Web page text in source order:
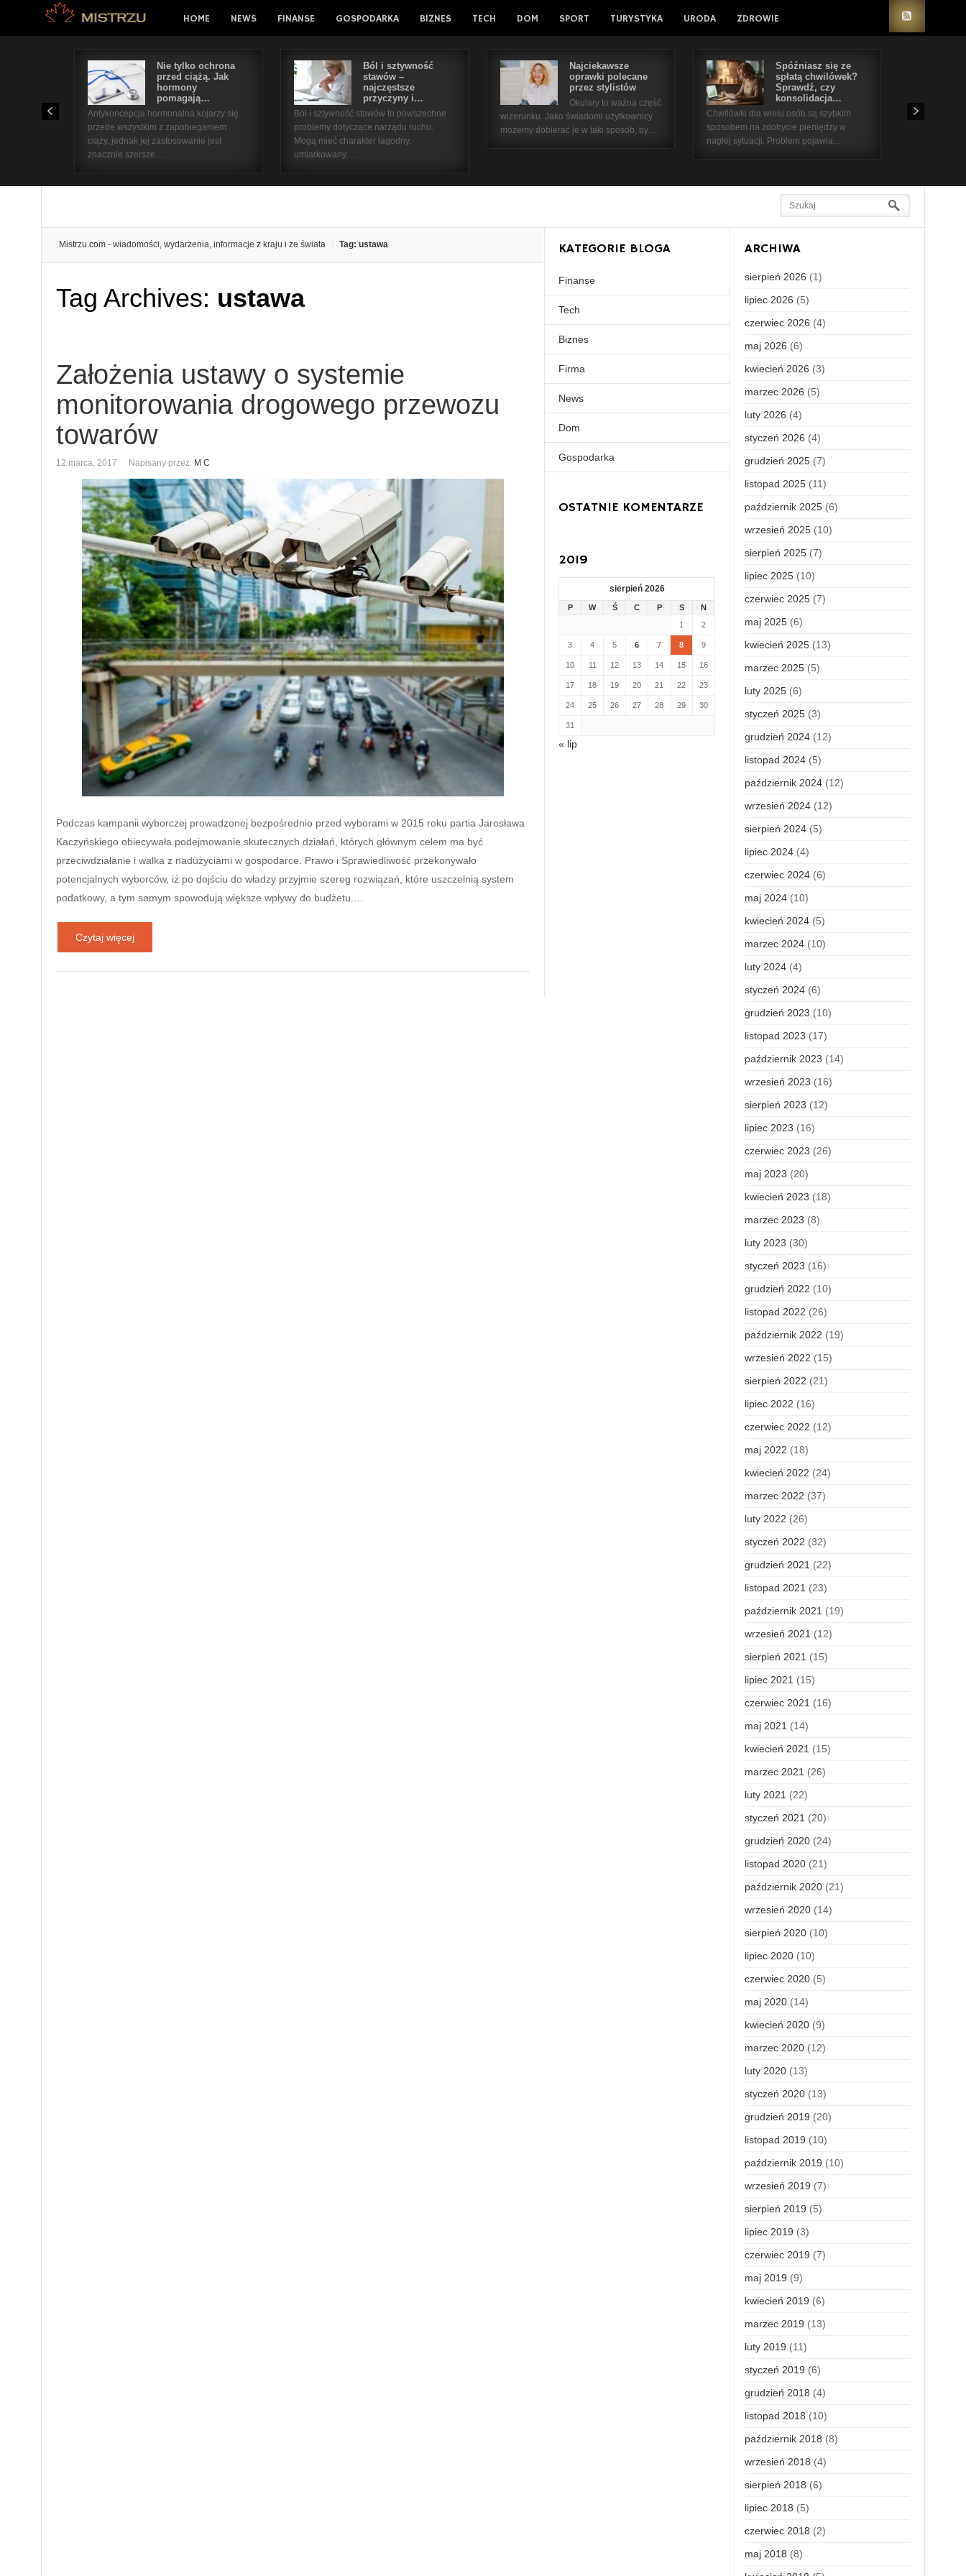
HOME NEWS FINANSE GOSPODARKA BIZNES TECH DOM SPORT TURYSTYKA URODA ZDROWIE
Nie tylko ochrona
przed ciążą. Jak
hormony
pomagają…
Antykoncepcja hormonalna kojarzy się
przede wszystkim z zapobieganiem
ciąży, jednak jej zastosowanie jest
znacznie szersze.…
Ból i sztywność
stawów –
najczęstsze
przyczyny i…
Ból i sztywność stawów to powszechne
problemy dotyczące narządu ruchu.
Mogą mieć charakter łagodny,
umiarkowany,…
Najciekawsze
oprawki polecane
przez stylistów
Okulary to ważna część
wizerunku. Jako świadomi użytkownicy
możemy dobierać je w taki sposób, by…
Spóźniasz się ze
spłatą chwilówek?
Sprawdź, czy
konsolidacja…
Chwilówki dla wielu osób są szybkim
sposobem na zdobycie pieniędzy w
nagłej sytuacji. Problem pojawia…
Mistrzu.com - wiadomości, wydarzenia, informacje z kraju i ze świata Tag: ustawa
Tag Archives: ustawa
Założenia ustawy o systemie
monitorowania drogowego przewozu
towarów
12 marca, 2017 Napisany przez: M C
Podczas kampanii wyborczej prowadzonej bezpośrednio przed wyborami w 2015 roku partia Jarosława
Kaczyńskiego obiecywała podejmowanie skutecznych działań, których głównym celem ma być
przeciwdziałanie i walka z nadużyciami w gospodarce. Prawo i Sprawiedliwość przekonywało
potencjalnych wyborców, iż po dojściu do władzy przyjmie szereg rozwiązań, które uszczelnią system
podatkowy, a tym samym spowodują większe wpływy do budżetu.…
Czytaj więcej
KATEGORIE BLOGA
Finanse
Tech
Biznes
Firma
News
Dom
Gospodarka
OSTATNIE KOMENTARZE
2019
sierpień 2026
P W Ś C P S
N
1
2
3 4 5 6 7 8 9
10 11 12 13 14 15 16
17 18 19 20 21 22 23
24 25 26 27 28 29 30
31
« lip
ARCHIWA
sierpień 2026 (1)
lipiec 2026 (5)
czerwiec 2026 (4)
maj 2026 (6)
kwiecień 2026 (3)
marzec 2026 (5)
luty 2026 (4)
styczeń 2026 (4)
grudzień 2025(7)
listopad 2025(11)
październik 2025(6)
wrzesień 2025(10)
sierpień 2025(7)
lipiec 2025(10)
czerwiec 2025(7)
maj 2025(6)
kwiecień 2025(13)
marzec 2025(5)
luty 2025(6)
styczeń 2025(3)
grudzień 2024(12)
listopad 2024(5)
październik 2024(12)
wrzesień 2024(12)
sierpień 2024(5)
lipiec 2024(4)
czerwiec 2024(6)
maj 2024(10)
kwiecień 2024(5)
marzec 2024(10)
luty 2024(4)
styczeń 2024(6)
grudzień 2023 (10)
listopad 2023 (17)
październik 2023 (14)
wrzesień 2023 (16)
sierpień 2023 (12)
lipiec 2023 (16)
czerwiec 2023 (26)
maj 2023 (20)
kwiecień 2023 (18)
marzec 2023 (8)
luty 2023 (30)
styczeń 2023 (16)
grudzień 2022 (10)
listopad 2022 (26)
październik 2022 (19)
wrzesień 2022 (15)
sierpień 2022 (21)
lipiec 2022 (16)
czerwiec 2022 (12)
maj 2022 (18)
kwiecień 2022 (24)
marzec 2022 (37)
luty 2022 (26)
styczeń 2022 (32)
grudzień 2021 (22)
listopad 2021 (23)
październik 2021 (19)
wrzesień 2021 (12)
sierpień 2021 (15)
lipiec 2021 (15)
czerwiec 2021 (16)
maj 2021 (14)
kwiecień 2021 (15)
marzec 2021 (26)
luty 2021 (22)
styczeń 2021 (20)
grudzień 2020(24)
listopad 2020(21)
październik 2020(21)
wrzesień 2020(14)
sierpień 2020(10)
lipiec 2020(10)
czerwiec 2020(5)
maj 2020(14)
kwiecień 2020(9)
marzec 2020(12)
luty 2020(13)
styczeń 2020(13)
grudzień 2019 (20)
listopad 2019 (10)
październik 2019 (10)
wrzesień 2019 (7)
sierpień 2019 (5)
lipiec 2019 (3)
czerwiec 2019 (7)
maj 2019 (9)
kwiecień 2019 (6)
marzec 2019 (13)
luty 2019 (11)
styczeń 2019 (6)
grudzień 2018 (4)
listopad 2018 (10)
październik 2018 (8)
wrzesień 2018 (4)
sierpień 2018 (6)
lipiec 2018 (5)
czerwiec 2018 (2)
maj 2018 (8)